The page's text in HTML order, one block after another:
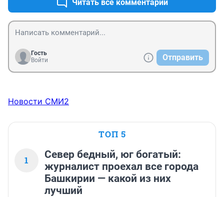
рецепту врача из поликлиники , оплачивает
страховая . И у них нет нефти и газа , Как умудряются
???
Читать все комментарии
Гость
Войти
Отправить
Новости СМИ2
ТОП 5
1
Север бедный, юг богатый:
журналист проехал все города
Башкирии — какой из них
лучший